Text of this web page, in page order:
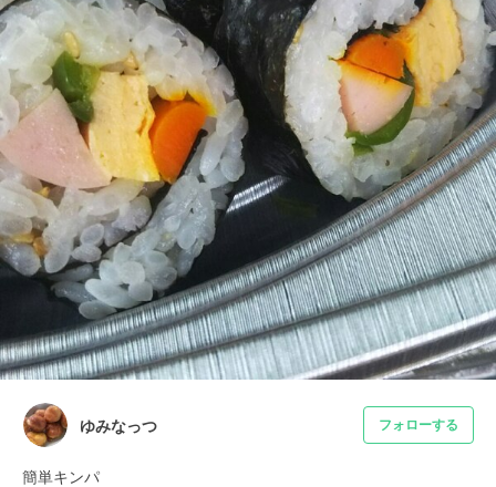
ゆみなっつ フォローする
簡単キンパ